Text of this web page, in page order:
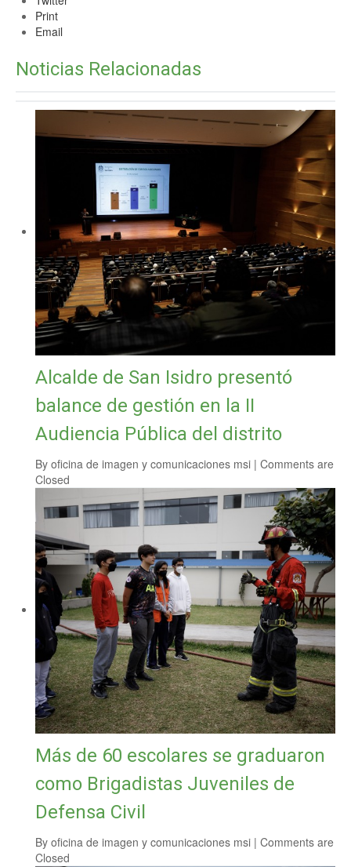
Print
Email
Noticias Relacionadas
Alcalde de San Isidro presentó
balance de gestión en la II
Audiencia Pública del distrito
By oficina de imagen y comunicaciones msi | Comments are
Closed
Más de 60 escolares se graduaron
como Brigadistas Juveniles de
Defensa Civil
By oficina de imagen y comunicaciones msi | Comments are
Closed